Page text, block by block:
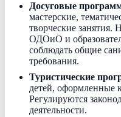
Досуговые
мастерские,
творческие занятия.
ОДОиО и
соблюдать общие
требования.
Туристические
детей, оформленные
Регулируются
деятельности.